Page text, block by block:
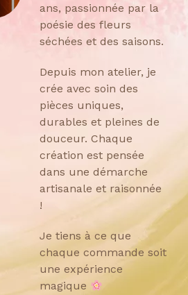
ans, passionnée par la
poésie des fleurs
séchées et des saisons.
Depuis mon atelier, je
crée avec soin des
pièces uniques,
durables et pleines de
douceur. Chaque
création est pensée
dans une démarche
artisanale et raisonnée
!
Je tiens à ce que
chaque commande soit
une expérience
magique